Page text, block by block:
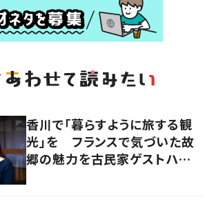
香川で「暮らすように旅する観
光」を フランスで気づいた故
郷の魅力を古民家ゲストハウス